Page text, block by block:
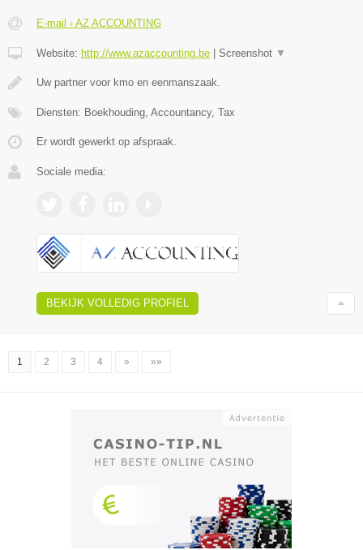
E-mail › AZ ACCOUNTING
Website: http://www.azaccounting.be | Screenshot ▼
Uw partner voor kmo en eenmanszaak.
Diensten: Boekhouding, Accountancy, Tax
Er wordt gewerkt op afspraak.
Sociale media:
BEKIJK VOLLEDIG PROFIEL
1 2 3 4 » »»